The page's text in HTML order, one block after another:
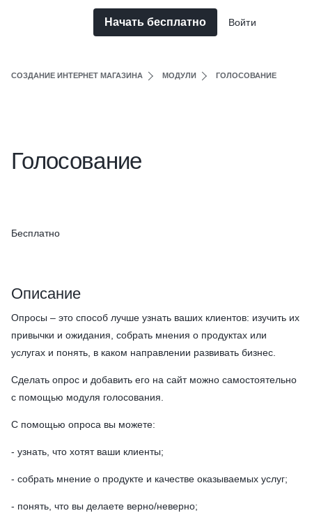
Начать бесплатно Войти
СОЗДАНИЕ ИНТЕРНЕТ МАГАЗИНА МОДУЛИ ГОЛОСОВАНИЕ
Голосование
Бесплатно
Описание
Опросы – это способ лучше узнать ваших клиентов: изучить их
привычки и ожидания, собрать мнения о продуктах или
услугах и понять, в каком направлении развивать бизнес.
Сделать опрос и добавить его на сайт можно самостоятельно
с помощью модуля голосования.
С помощью опроса вы можете:
- узнать, что хотят ваши клиенты;
- собрать мнение о продукте и качестве оказываемых услуг;
- понять, что вы делаете верно/неверно;